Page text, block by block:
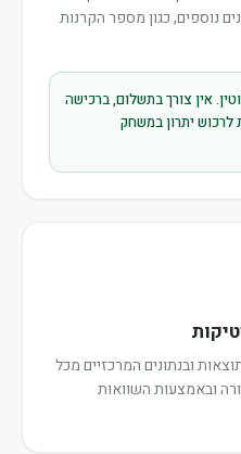
נוספים, כגון מספר הקרנות
אין צורך בתשלום, ברכישה
לרכוש יתרון במשחק
ובנתונים המרכזיים מכל
ובאמצעות השוואות